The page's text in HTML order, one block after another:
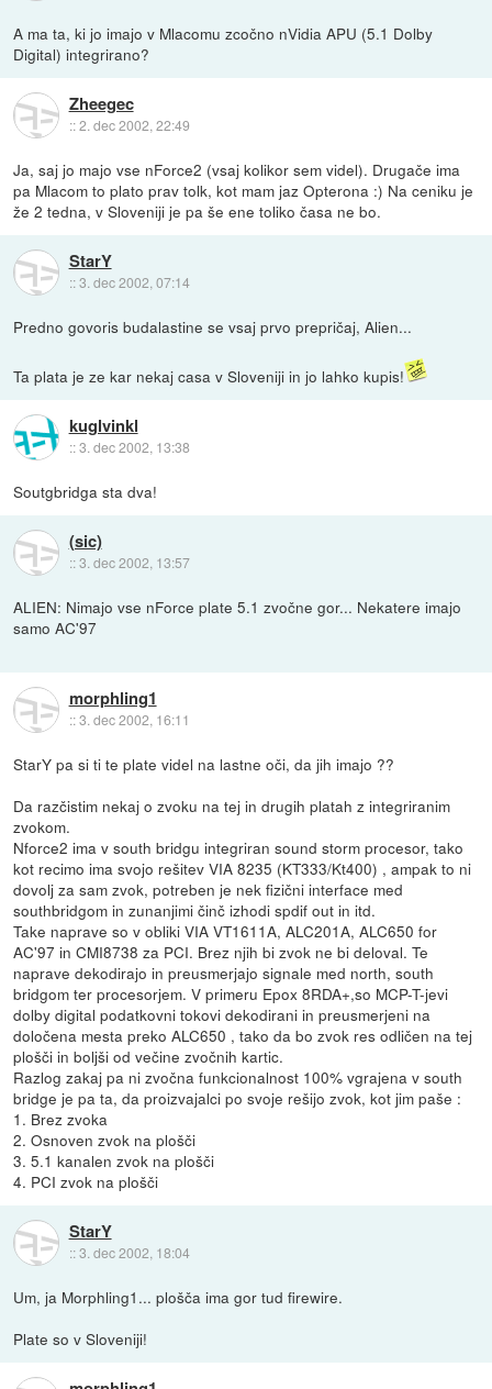
A ma ta, ki jo imajo v Mlacomu zcočno nVidia APU (5.1 Dolby
Digital) integrirano?
Zheegec
::2. dec 2002, 22:49
Ja, saj jo majo vse nForce2 (vsaj kolikor sem videl). Drugače ima
pa Mlacom to plato prav tolk, kot mam jaz Opterona :) Na ceniku je
že 2 tedna, v Sloveniji je pa še ene toliko časa ne bo.
StarY
::3. dec 2002, 07:14
Predno govoris budalastine se vsaj prvo prepričaj, Alien...
Ta plata je ze kar nekaj casa v Sloveniji in jo lahko kupis!
kuglvinkl
::3. dec 2002, 13:38
Soutgbridga sta dva!
(sic)
::3. dec 2002, 13:57
ALIEN: Nimajo vse nForce plate 5.1 zvočne gor... Nekatere imajo
samo AC'97
morphling1
::3. dec 2002, 16:11
StarY pa si ti te plate videl na lastne oči, da jih imajo ??
Da razčistim nekaj o zvoku na tej in drugih platah z integriranim
zvokom.
Nforce2 ima v south bridgu integriran sound storm procesor, tako
kot recimo ima svojo rešitev VIA 8235 (KT333/Kt400) , ampak to ni
dovolj za sam zvok, potreben je nek fizični interface med
southbridgom in zunanjimi činč izhodi spdif out in itd.
Take naprave so v obliki VIA VT1611A, ALC201A, ALC650 for
AC'97 in CMI8738 za PCI. Brez njih bi zvok ne bi deloval. Te
naprave dekodirajo in preusmerjajo signale med north, south
bridgom ter procesorjem. V primeru Epox 8RDA+,so MCP-T-jevi
dolby digital podatkovni tokovi dekodirani in preusmerjeni na
določena mesta preko ALC650 , tako da bo zvok res odličen na tej
plošči in boljši od večine zvočnih kartic.
Razlog zakaj pa ni zvočna funkcionalnost 100% vgrajena v south
bridge je pa ta, da proizvajalci po svoje rešijo zvok, kot jim paše :
1. Brez zvoka
2. Osnoven zvok na plošči
3. 5.1 kanalen zvok na plošči
4. PCI zvok na plošči
StarY
::3. dec 2002, 18:04
Um, ja Morphling1... plošča ima gor tud firewire.
Plate so v Sloveniji!